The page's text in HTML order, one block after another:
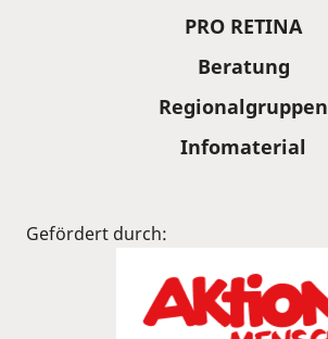
PRO RETINA
Beratung
Regionalgruppen
Infomaterial
Gefördert durch: